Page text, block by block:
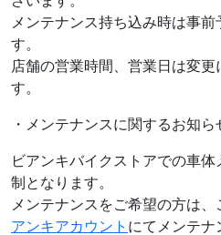
メンテナンス持ち込み時は事
す。
店舗の営業時間、営業日は変更
す。
・メンテナンスに関するお知ら
ビアンキバイクストアでの車
制となります。
メンテナンスをご希望の方は
アンキアカウント にてメンテナ